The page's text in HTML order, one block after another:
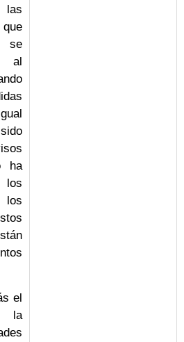
las
se
al
ha
el
la